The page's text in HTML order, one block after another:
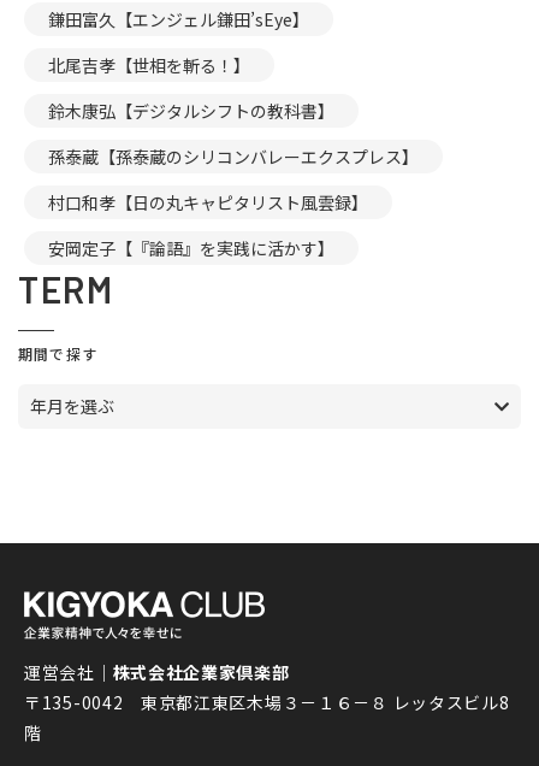
鎌田富久【エンジェル鎌田’sEye】
北尾吉孝【世相を斬る！】
鈴木康弘【デジタルシフトの教科書】
孫泰蔵【孫泰蔵のシリコンバレーエクスプレス】
村口和孝【日の丸キャピタリスト風雲録】
安岡定子【『論語』を実践に活かす】
TERM
期間で探す
年月を選ぶ
運営会社｜ 株式会社企業家倶楽部
〒135-0042 東京都江東区木場３－１６－８ レッタスビル8
階